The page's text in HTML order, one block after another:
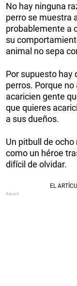
No hay ninguna
perro se muestra
probablemente a
su
animal no sepa
Por supuesto hay
perros. Porque
acaricien gente
que quieres
a sus dueños.
Un pitbull de
como un héroe
difícil de olvidar.